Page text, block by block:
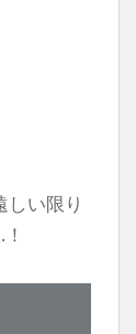
い限り